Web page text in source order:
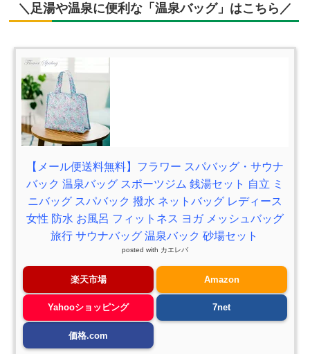
＼足湯や温泉に便利な「温泉バッグ」はこちら／
【メール便送料無料】フラワー スパバッグ・サウナ
バック 温泉バッグ スポーツジム 銭湯セット 自立 ミ
ニバッグ スパバック 撥水 ネットバッグ レディース
女性 防水 お風呂 フィットネス ヨガ メッシュバッグ
旅行 サウナバッグ 温泉バック 砂場セット
posted with カエレバ
楽天市場 Amazon
Yahooショッピング 7net
価格.com